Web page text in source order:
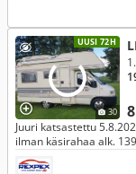
UUSI 72H
30
Juuri katsastettu 5.8.2026 Runsain
ilman käsirahaa alk.